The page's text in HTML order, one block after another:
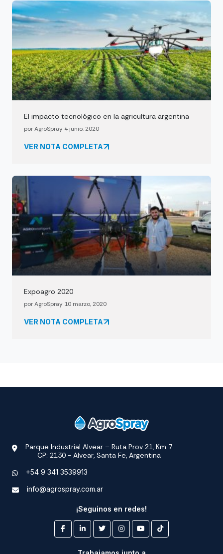
El impacto tecnológico en la agricultura argentina
por AgroSpray 4 junio, 2020
VER NOTA COMPLETA
Expoagro 2020
por AgroSpray 10 marzo, 2020
VER NOTA COMPLETA
Parque Industrial Alvear – Ruta Prov 21, Km 7
CP: 2130 - Alvear, Santa Fe, Argentina
+54 9 341 3539913
info@agrospray.com.ar
¡Seguinos en redes!